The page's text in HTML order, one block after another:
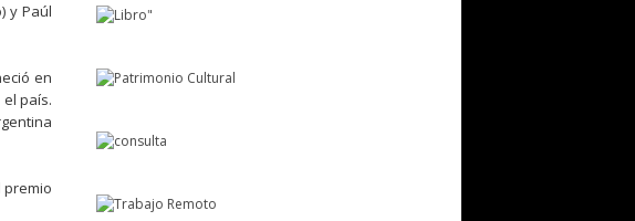
y Paúl
en
país.
premio